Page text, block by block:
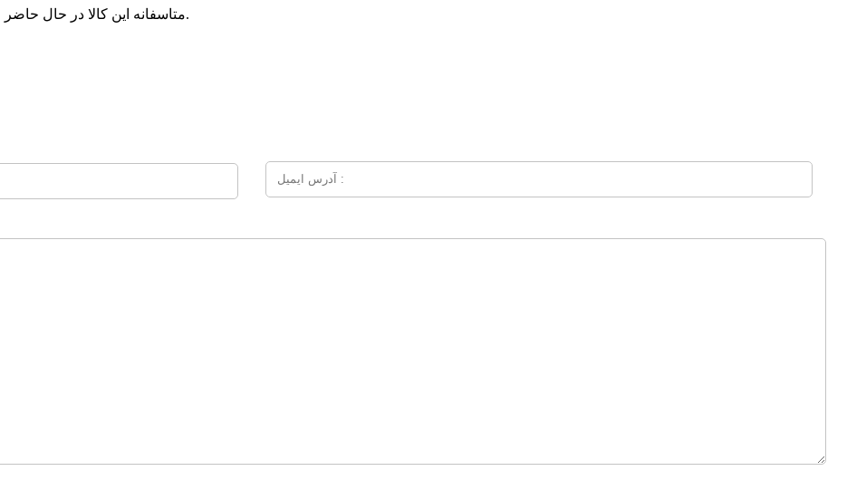
متاسفانه این کالا در حال حاضر موجود نیست. می‌توانید از محصولات مشابه این کالا دیدن نمایید.